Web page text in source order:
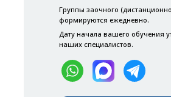
Группы заочного
формируются ежедневно.
Дату начала вашего обучения
наших специалистов.